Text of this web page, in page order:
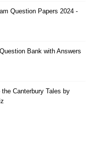
Question Papers 2024 -
Bank with Answers
Canterbury Tales by